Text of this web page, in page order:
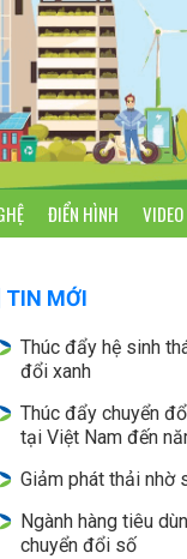
ĐIỂN HÌNH VIDEO
TIN MỚI
Thúc đẩy hệ sinh
đổi xanh
Thúc đẩy chuyển
tại Việt Nam đến
Giảm phát thải nhờ
Ngành hàng tiêu
chuyển đổi số